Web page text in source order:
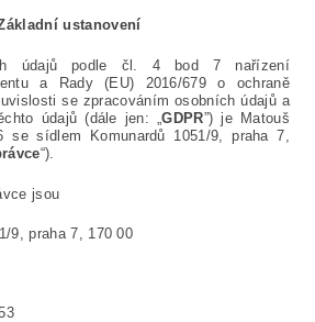
ustanovení
údajů podle čl. 4 bod 7 nařízení
a Rady (EU) 2016/679 o ochraně
se zpracováním osobních údajů a
údajů (dále jen: „GDPR”) je Matouš
se sídlem Komunardů 1051/9, praha 7,
“).
jsou
9, praha 7, 170 00